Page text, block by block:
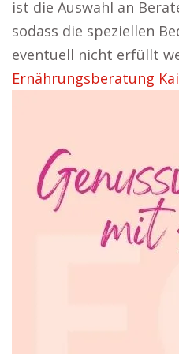
ist die Auswahl an
sodass die speziellen
eventuell nicht erfüllt
Ernährungsberatung